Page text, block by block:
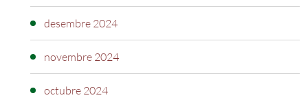
desembre 2024
novembre 2024
octubre 2024